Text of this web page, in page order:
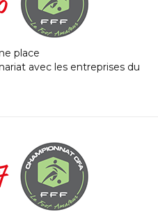
place
avec les entreprises du